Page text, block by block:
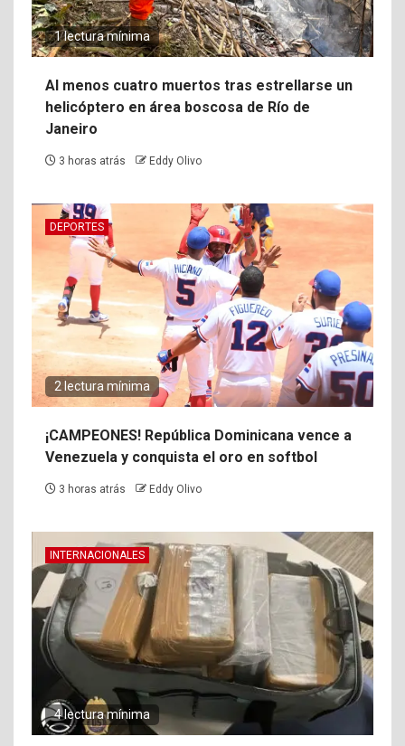
1 lectura mínima
Al menos cuatro muertos tras estrellarse un
helicóptero en área boscosa de Río de
Janeiro
3 horas atrás Eddy Olivo
DEPORTES
2 lectura mínima
¡CAMPEONES! República Dominicana vence a
Venezuela y conquista el oro en softbol
3 horas atrás Eddy Olivo
INTERNACIONALES
4 lectura mínima